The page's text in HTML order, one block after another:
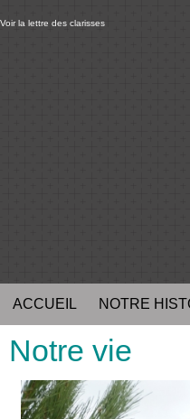
Voir la lettre des clarisses
ACCUEIL NOTRE
Notre vie